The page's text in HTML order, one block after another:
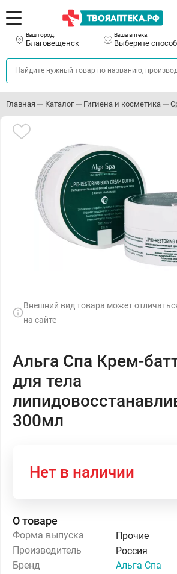
Ваш город:
Благовещенск
Ваша аптека:
Выберите
Главная Каталог Гигиена и косметика
Внешний вид товара может
на сайте
Альга Спа Крем-
для тела
300мл
Нет в наличии
О товаре
Форма выпуска
Прочие
Производитель
Россия
Бренд
Альга Спа